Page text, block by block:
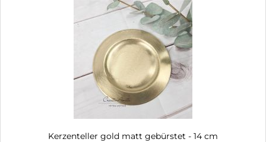
Kerzenteller gold matt gebürstet - 14 cm